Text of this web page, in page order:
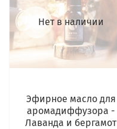
Нет в наличии
Эфирное масло для
аромадиффузора -
Лаванда и бергамот